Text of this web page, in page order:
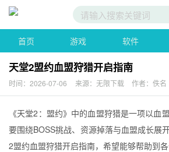
首页 游戏 软件
天堂2盟约血盟狩猎开启指南
时间：2026-07-06 来源：无限下载 作者：佚名
《天堂2：盟约》中的血盟狩猎是一项以血
要围绕BOSS挑战、资源掉落与血盟成长展
2盟约血盟狩猎开启指南，希望能够帮助到各